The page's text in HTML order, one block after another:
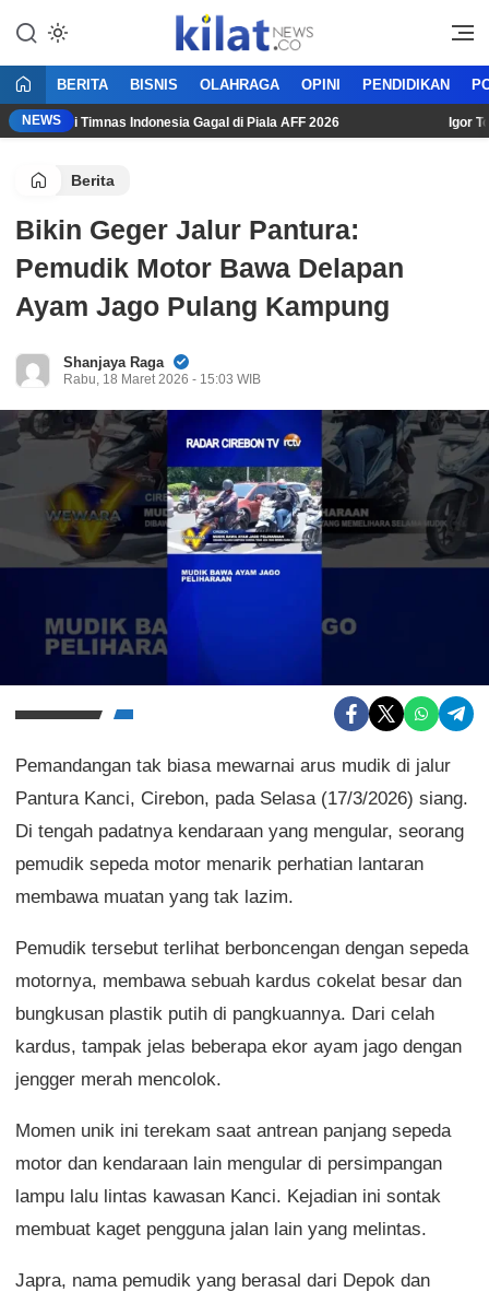
KilatNews.co
Mencerdaskan Anak Bangsa
BERITA BISNIS OLAHRAGA OPINI PENDIDIKAN
NEWS
Usai Timnas Indonesia Gagal di Piala AFF 2026 Igor
Berita
Bikin Geger Jalur Pantura:
Pemudik Motor Bawa Delapan
Ayam Jago Pulang Kampung
Shanjaya Raga
Rabu, 18 Maret 2026 - 15:03 WIB
Pemandangan tak biasa mewarnai arus mudik di jalur
Pantura Kanci, Cirebon, pada Selasa (17/3/2026) siang.
Di tengah padatnya kendaraan yang mengular, seorang
pemudik sepeda motor menarik perhatian lantaran
membawa muatan yang tak lazim.
Pemudik tersebut terlihat berboncengan dengan sepeda
motornya, membawa sebuah kardus cokelat besar dan
bungkusan plastik putih di pangkuannya. Dari celah
kardus, tampak jelas beberapa ekor ayam jago dengan
jengger merah mencolok.
Momen unik ini terekam saat antrean panjang sepeda
motor dan kendaraan lain mengular di persimpangan
lampu lalu lintas kawasan Kanci. Kejadian ini sontak
membuat kaget pengguna jalan lain yang melintas.
Japra, nama pemudik yang berasal dari Depok dan